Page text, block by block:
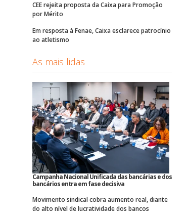
CEE rejeita proposta da Caixa para Promoção
por Mérito
Em resposta à Fenae, Caixa esclarece patrocínio
ao atletismo
As mais lidas
Campanha Nacional Unificada das bancárias e dos
bancários entra em fase decisiva
Movimento sindical cobra aumento real, diante
do alto nível de lucratividade dos bancos